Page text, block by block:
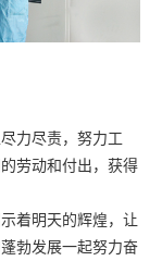
力尽责，努力工
劳动和付出，获得
着明天的辉煌，让
勃发展一起努力奋